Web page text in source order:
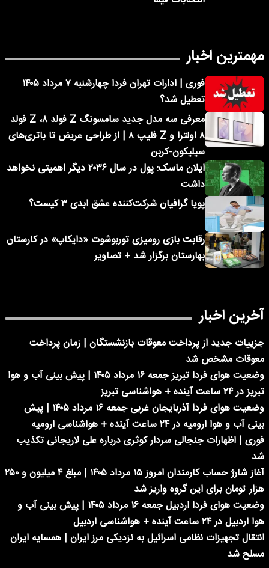
مهمترین اخبار
فوری | ادارات تهران فردا چهارشنبه ۷ مرداد ۱۴۰۵
تعطیل شد؟
معرفی سه مدل جدید سامسونگ Z فولد ۸، Z فولد
۸ اولترا و Z فلیپ ۸ | از طراحی عریض تا باتری‌های
سیلیکون-کربن
ایلان ماسک: پول در سال ۲۰۳۶ دیگر اهمیتی نخواهد
داشت
پویا گرافیان شرکت‌کننده عشق ابدی ۳ کیست؟
رقابت بازی رومیزی توربوشوت «دایکاپ» در کارستان
بهارستان برگزار شد + تصاویر
آخرین اخبار
جزییات جدید از پرداخت معوقات بازنشستگان | زمان پرداخت
معوقات مشخص شد
وضعیت هوای فردا تبریز جمعه ۱۶ مرداد ۱۴۰۵ | پیش بینی آب و هوا
تبریز در ۲۴ ساعت آینده + هواشناسی تبریز
وضعیت هوای فردا آذربایجان غربی جمعه ۱۶ مرداد ۱۴۰۵ | پیش
بینی آب و هوا ارومیه در ۲۴ ساعت آینده + هواشناسی ارومیه
فوری | اظهارات جنجالی سردار کوثری درباره علی لاریجانی تکذیب
شد
آغاز شارژ حساب کارمندان امروز ۱۵ مرداد ۱۴۰۵ | مبلغ ۴ میلیون و ۲۵۰
هزار تومان برای این گروه واریز شد
وضعیت هوای فردا اردبیل جمعه ۱۶ مرداد ۱۴۰۵ | پیش بینی آب و
هوا اردبیل در ۲۴ ساعت آینده + هواشناسی اردبیل
انتقال تجهیزات نظامی اسرائیل به نزدیکی مرز ایران | همسایه ایران
مسلح شد